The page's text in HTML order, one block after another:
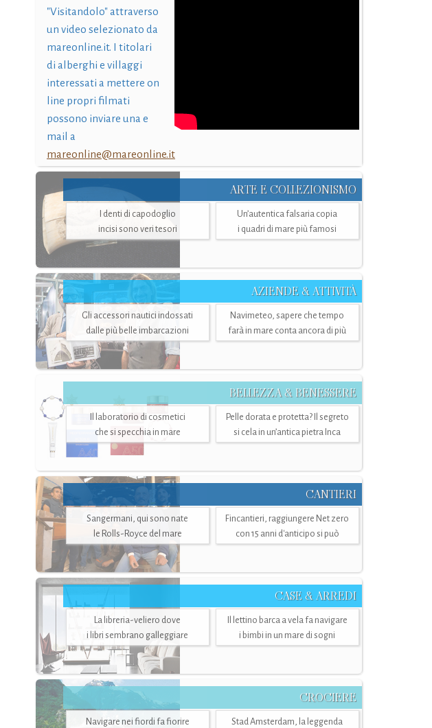
"Visitandolo" attraverso
un video selezionato da
mareonline.it. I titolari
di alberghi e villaggi
interessati a mettere on
line propri filmati
possono inviare una e
mail a
mareonline@mareonline.it
ARTE E COLLEZIONISMO
I denti di capodoglio
incisi sono veri tesori
Un’autentica falsaria copia
i quadri di mare più famosi
AZIENDE & ATTIVITÀ
Gli accessori nautici indossati
dalle più belle imbarcazioni
Navimeteo, sapere che tempo
farà in mare conta ancora di più
BELLEZZA & BENESSERE
Il laboratorio di cosmetici
che si specchia in mare
Pelle dorata e protetta? Il segreto
si cela in un’antica pietra Inca
CANTIERI
Sangermani, qui sono nate
le Rolls-Royce del mare
Fincantieri, raggiungere Net zero
con 15 anni d'anticipo si può
CASE & ARREDI
La libreria-veliero dove
i libri sembrano galleggiare
Il lettino barca a vela fa navigare
i bimbi in un mare di sogni
CROCIERE
Navigare nei fiordi fa fiorire
Stad Amsterdam, la leggenda